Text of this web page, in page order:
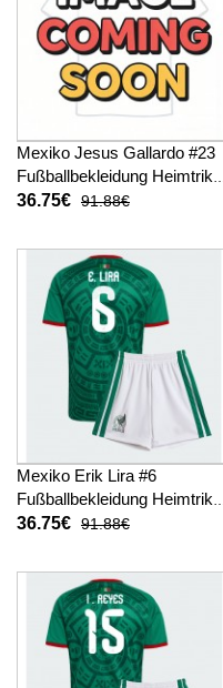
Mexiko Jesus Gallardo #23
Fußballbekleidung Heimtrikot
Kinder WM 2026 Kurzarm (+
36.75€ 91.88€
Mexiko Erik Lira #6
Fußballbekleidung Heimtrikot
Kinder WM 2026 Kurzarm (+
36.75€ 91.88€